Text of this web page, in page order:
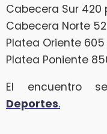
Cabecera Sur 420
Cabecera Norte
Platea Oriente
Platea Poniente
El encuentro
Deportes.